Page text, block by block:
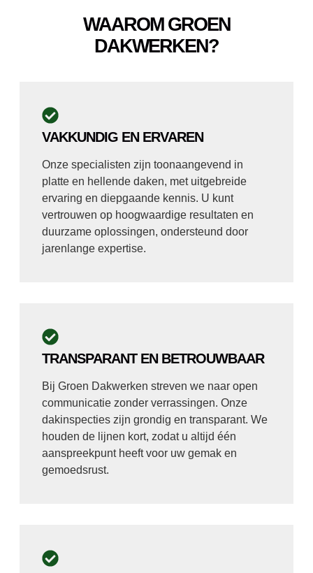
WAAROM GROEN
DAKWERKEN?
VAKKUNDIG EN ERVAREN
Onze specialisten zijn toonaangevend in
platte en hellende daken, met uitgebreide
ervaring en diepgaande kennis. U kunt
vertrouwen op hoogwaardige resultaten en
duurzame oplossingen, ondersteund door
jarenlange expertise.
TRANSPARANT EN BETROUWBAAR
Bij Groen Dakwerken streven we naar open
communicatie zonder verrassingen. Onze
dakinspecties zijn grondig en transparant. We
houden de lijnen kort, zodat u altijd één
aanspreekpunt heeft voor uw gemak en
gemoedsrust.